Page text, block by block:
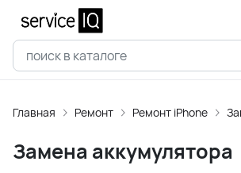
Главная Ремонт Ремонт iPhone
Замена аккумулятора